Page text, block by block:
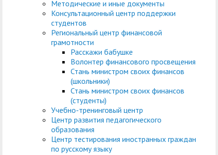
Методические и иные документы
Консультационный центр поддержки
студентов
Региональный центр финансовой
грамотности
Расскажи бабушке
Волонтер финансового просвещения
Стань министром своих финансов
(школьники)
Стань министром своих финансов
(студенты)
Учебно-тренинговый центр
Центр развития педагогического
образования
Центр тестирования иностранных граждан
по русскому языку